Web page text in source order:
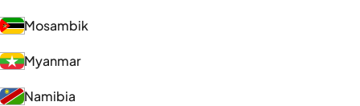
Mosambik
Myanmar
Namibia